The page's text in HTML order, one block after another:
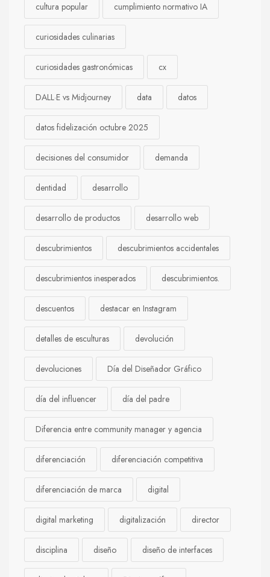
cultura popular cumplimiento normativo IA
curiosidades culinarias
curiosidades gastronómicas cx
DALL·E vs Midjourney data datos
datos fidelización octubre 2025
decisiones del consumidor demanda
dentidad desarrollo
desarrollo de productos desarrollo web
descubrimientos descubrimientos accidentales
descubrimientos inesperados descubrimientos.
descuentos destacar en Instagram
detalles de esculturas devolución
devoluciones Día del Diseñador Gráfico
día del influencer día del padre
Diferencia entre community manager y agencia
diferenciación diferenciación competitiva
diferenciación de marca digital
digital marketing digitalización director
disciplina diseño diseño de interfaces